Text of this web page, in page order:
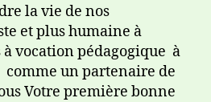
la vie de nos
et plus humaine à
à vocation pédagogique à
comme un partenaire de
Votre première bonne